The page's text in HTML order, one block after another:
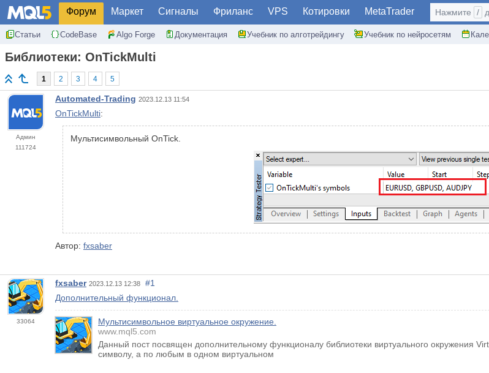
Форум Маркет Сигналы Фриланс VPS Котировки MetaTrader
Статьи CodeBase Algo Forge Документация Учебник по алготрейдингу Учебник по нейросетям
Нажмите /
Библиотеки: OnTickMulti
1 2 3 4 5
Админ
111724
Automated-Trading 2023.12.13 11:54
OnTickMulti:
Мультисимвольный OnTick.
Автор: fxsaber
33064
fxsaber 2023.12.13 12:38
#1
Дополнительный функционал.
Мультисимвольное виртуальное окружение.
www.mql5.com
Данный пост посвящен дополнительному функционалу библиотеки виртуального окружения
символу, а по любым в одном виртуальном